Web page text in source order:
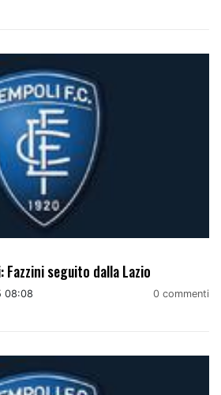
seguito dalla Lazio
08:08 0 commenti